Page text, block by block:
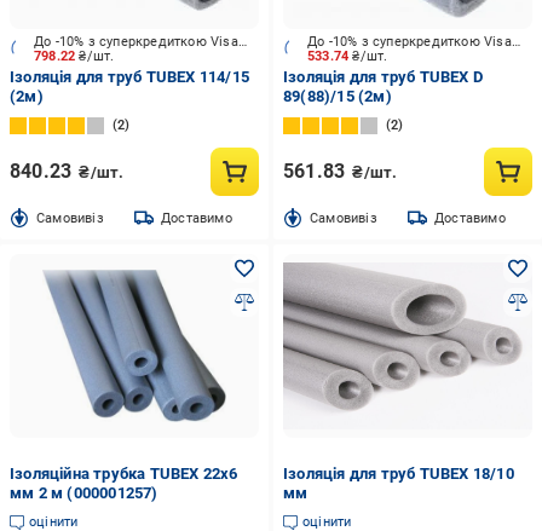
798.22₴/шт.
До -10% з суперкредиткою Visa Вигода
Ізоляція для труб TUBEX 114/15
(2м)
2
840.23 ₴/шт.
Cамовивіз Доставимо
533.74₴/шт.
До -10% з суперкредиткою Visa Вигода
Ізоляція для труб TUBEX D
89(88)/15 (2м)
2
561.83 ₴/шт.
Cамовивіз Доставимо
Ізоляційна трубка TUBEX 22х6
мм 2 м (000001257)
оцінити
Ізоляція для труб TUBEX 18/10
мм
оцінити